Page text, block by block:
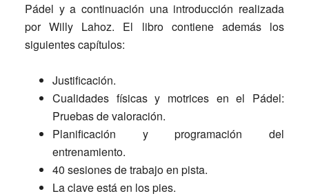
Pádel y a continuación una introducción realizada
por Willy Lahoz. El libro contiene además los
siguientes capítulos:
Justificación.
Cualidades físicas y motrices en el Pádel:
Pruebas de valoración.
Planificación y programación del
entrenamiento.
40 sesiones de trabajo en pista.
La clave está en los pies.